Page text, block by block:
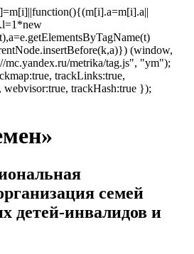
(window,
mc.yandex.ru/metrika/tag.js", "ym");
trackLinks:true,
webvisor:true, trackHash:true });
семей
детей-инвалидов и